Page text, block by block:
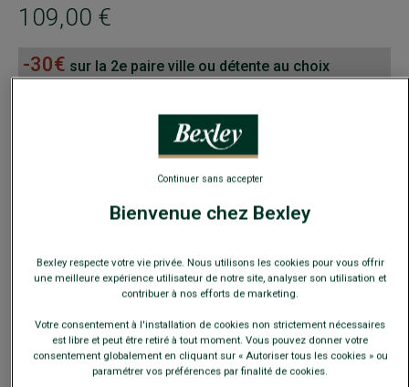
109,00 €
-30€ sur la 2e paire ville ou détente au choix
COULEURS DISPONIBLES
Guide des tailles
− + AJOUTER AU PANIER
Bienvenue chez Bexley
Bexley respecte votre vie privée. Nous utilisons les cookies pour vous offrir
une meilleure expérience utilisateur de notre site, analyser son utilisation et
contribuer à nos efforts de marketing.
Votre consentement à l'installation de cookies non strictement nécessaires
est libre et peut être retiré à tout moment. Vous pouvez donner votre
consentement globalement en cliquant sur « Autoriser tous les cookies » ou
paramétrer vos préférences par finalité de cookies.
Continuer sans accepter